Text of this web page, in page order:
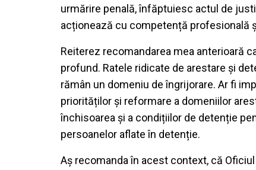
urmărire penală, înfăptuiesc actul de
acționează cu competență profesională
Reiterez recomandarea mea anterioară
profund. Ratele ridicate de arestare și
rămân un domeniu de îngrijorare. Ar fi
priorităților și reformare a domeniilor
închisoarea și a condițiilor de detenție
persoanelor aflate în detenție.
Aș recomanda în acest context, că